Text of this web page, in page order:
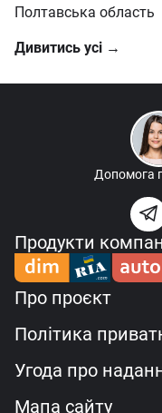
Полтавська область
Дивитись усі →
Допомога
Продукти
Про проєкт
Політика
Угода про
Мапа сайту